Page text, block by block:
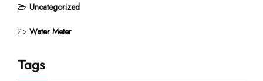
Uncategorized
Water Meter
Tags